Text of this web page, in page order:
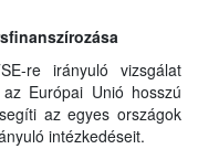
re irányuló vizsgálat
Európai Unió hosszú
az egyes országok
intézkedéseit.